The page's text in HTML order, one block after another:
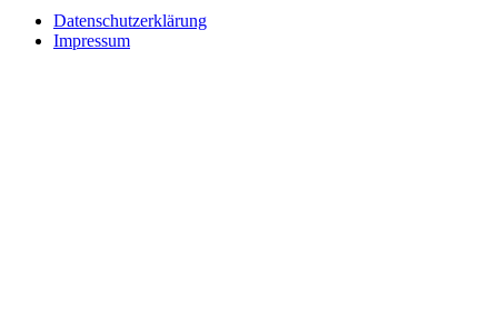
Datenschutzerklärung
Impressum